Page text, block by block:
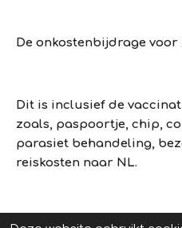
De onkostenbijdrage voor
Dit is inclusief de
zoals, paspoortje, chip,
parasiet behandeling,
reiskosten naar NL.